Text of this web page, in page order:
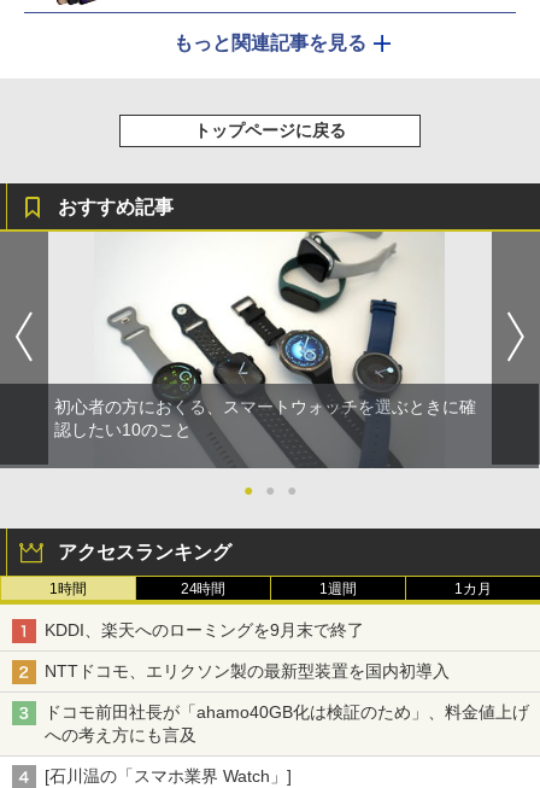
もっと関連記事を見る
トップページに戻る
おすすめ記事
初心者の方におくる、スマートウォッチを選ぶときに確
認したい10のこと
● ● ●
アクセスランキング
1時間 24時間 1週間 1カ月
KDDI、楽天へのローミングを9月末で終了
NTTドコモ、エリクソン製の最新型装置を国内初導入
ドコモ前田社長が「ahamo40GB化は検証のため」、料金値上げ
への考え方にも言及
[石川温の「スマホ業界 Watch」]